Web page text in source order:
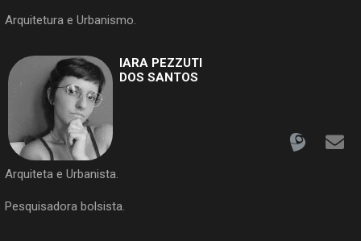
Arquitetura e Urbanismo.
IARA PEZZUTI
DOS SANTOS
Arquiteta e Urbanista.
Pesquisadora bolsista.